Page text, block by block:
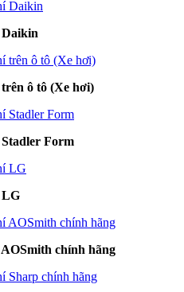
ô tô (Xe hơi)
Form
LG
chính hãng